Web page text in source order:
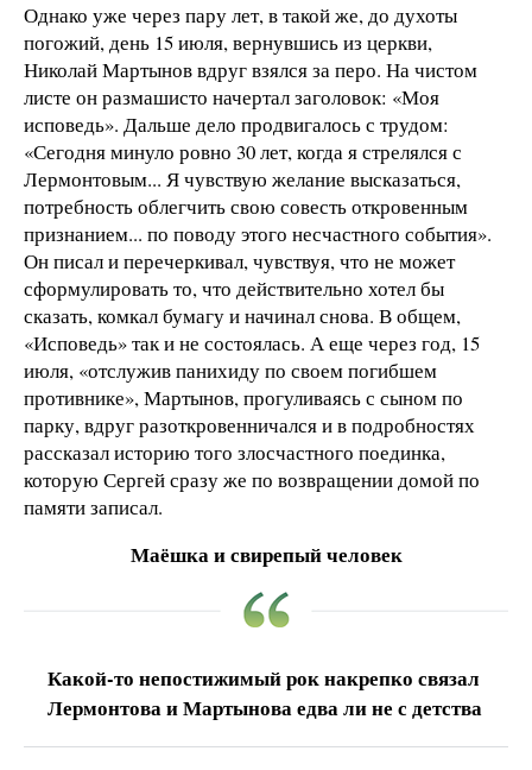
Однако уже через пару лет, в такой же, до духоты
погожий, день 15 июля, вернувшись из церкви,
Николай Мартынов вдруг взялся за перо. На чистом
листе он размашисто начертал заголовок: «Моя
исповедь». Дальше дело продвигалось с трудом:
«Сегодня минуло ровно 30 лет, когда я стрелялся с
Лермонтовым... Я чувствую желание высказаться,
потребность облегчить свою совесть откровенным
признанием... по поводу этого несчастного события».
Он писал и перечеркивал, чувствуя, что не может
сформулировать то, что действительно хотел бы
сказать, комкал бумагу и начинал снова. В общем,
«Исповедь» так и не состоялась. А еще через год, 15
июля, «отслужив панихиду по своем погибшем
противнике», Мартынов, прогуливаясь с сыном по
парку, вдруг разоткровенничался и в подробностях
рассказал историю того злосчастного поединка,
которую Сергей сразу же по возвращении домой по
памяти записал.
Маёшка и свирепый человек
Какой-то непостижимый рок накрепко связал
Лермонтова и Мартынова едва ли не с детства